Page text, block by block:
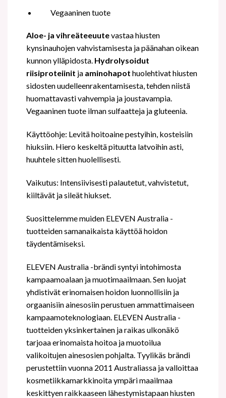
Vegaaninen tuote
Aloe- ja vihreäteeuutevastaa hiusten
kynsinauhojen vahvistamisesta ja päänahan oikean
kunnon ylläpidosta. Hydrolysoidut
riisiproteiinit ja aminohapot huolehtivat hiusten
sidosten uudelleenrakentamisesta, tehden niistä
huomattavasti vahvempia ja joustavampia.
Vegaaninen tuote ilman sulfaatteja ja gluteenia.
Käyttöohje: Levitä hoitoaine pestyihin, kosteisiin
hiuksiin. Hiero keskeltä pituutta latvoihin asti,
huuhtele sitten huolellisesti.
Vaikutus: Intensiivisesti palautetut, vahvistetut,
kiiltävät ja sileät hiukset.
Suosittelemme muiden ELEVEN Australia -
tuotteiden samanaikaista käyttöä hoidon
täydentämiseksi.
ELEVEN Australia -brändi syntyi intohimosta
kampaamoalaan ja muotimaailmaan. Sen luojat
yhdistivät erinomaisen hoidon luonnollisiin ja
orgaanisiin ainesosiin perustuen ammattimaiseen
kampaamoteknologiaan. ELEVEN Australia -
tuotteiden yksinkertainen ja raikas ulkonäkö
tarjoaa erinomaista hoitoa ja muotoilua
valikoitujen ainesosien pohjalta. Tyylikäs brändi
perustettiin vuonna 2011 Australiassa ja valloittaa
kosmetiikkamarkkinoita ympäri maailmaa
keskittyen raikkaaseen lähestymistapaan hiusten